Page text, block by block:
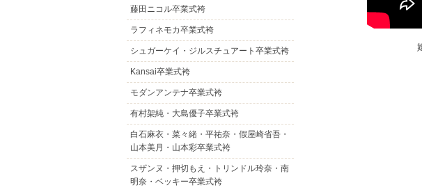
藤田ニコル卒業式袴
ラフィネモカ卒業式袴
シュガーケイ・ジルスチュアート卒業式袴
Kansai卒業式袴
モダンアンテナ卒業式袴
有村架純・大島優子卒業式袴
白石麻衣・菜々緒・平祐奈・假屋崎省吾・
山本美月・山本彩卒業式袴
スザンヌ・押切もえ・トリンドル玲奈・南
明奈・ベッキー卒業式袴